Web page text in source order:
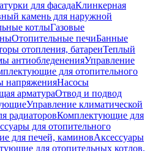
для фасадаКлинкерная
камень для наружной
котлыГазовые
Отопительные печиБанные
отопления, батареиТеплый
антиобледененияУправление
для отопительного
напряженияНасосы
арматураОтвод и подвод
Управление климатической
радиаторовКомплектующие для
для отопительного
для печей, каминовАксессуары
для отопительных котлов,